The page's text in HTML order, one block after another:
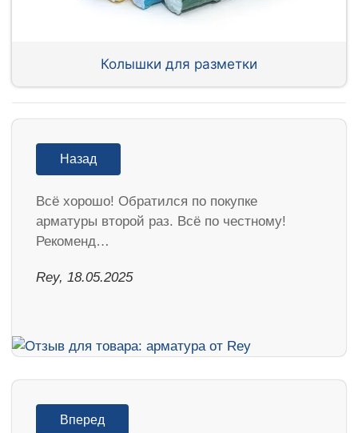
Колышки для разметки
Назад
Всё хорошо! Обратился по покупке
арматуры второй раз. Всё по честному!
Рекоменд…
Rey, 18.05.2025
Вперед